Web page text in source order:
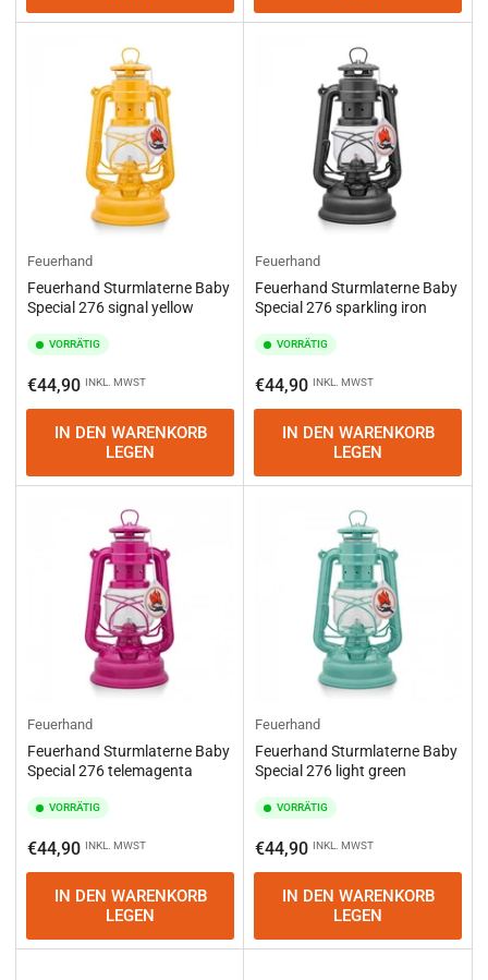
Feuerhand
Feuerhand Sturmlaterne Baby
Special 276 signal yellow
VORRÄTIG
Normaler
Preis
€44,90 INKL. MWST
IN DEN WARENKORB
LEGEN
Feuerhand
Feuerhand Sturmlaterne Baby
Special 276 sparkling iron
VORRÄTIG
Normaler
Preis
€44,90 INKL. MWST
IN DEN WARENKORB
LEGEN
Feuerhand
Feuerhand Sturmlaterne Baby
Special 276 telemagenta
VORRÄTIG
Normaler
Preis
€44,90 INKL. MWST
IN DEN WARENKORB
LEGEN
Feuerhand
Feuerhand Sturmlaterne Baby
Special 276 light green
VORRÄTIG
Normaler
Preis
€44,90 INKL. MWST
IN DEN WARENKORB
LEGEN